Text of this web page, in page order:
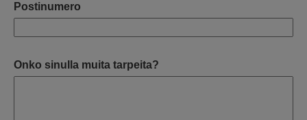
Postinumero
Onko sinulla muita tarpeita?